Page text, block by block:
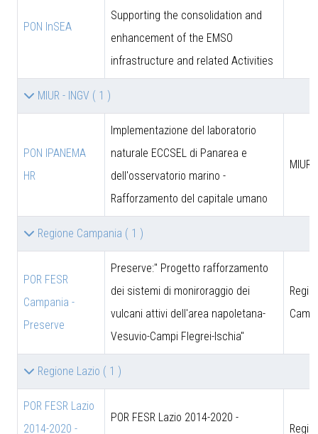
PON InSEA
Supporting the consolidation and
enhancement of the EMSO
infrastructure and related Activities
MIUR - INGV ( 1 )
PON IPANEMA
HR
Implementazione del laboratorio
naturale ECCSEL di Panarea e
dell'osservatorio marino -
Rafforzamento del capitale umano
MIUR
Regione Campania ( 1 )
POR FESR
Campania -
Preserve
Preserve:" Progetto rafforzamento
dei sistemi di moniroraggio dei
vulcani attivi dell'area napoletana-
Vesuvio-Campi Flegrei-Ischia"
Regione Lazio ( 1 )
POR FESR Lazio
2014-2020 -
POR FESR Lazio 2014-2020 -